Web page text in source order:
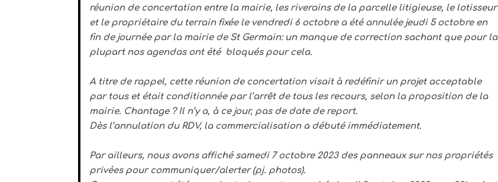
réunion de concertation entre la mairie, les riverains de la parcelle litigieuse, le lotisseur
et le propriétaire du terrain fixée le vendredi 6 octobre a été annulée jeudi 5 octobre en
fin de journée par la mairie de St Germain: un manque de correction sachant que pour la
plupart nos agendas ont été bloqués pour cela.
A titre de rappel, cette réunion de concertation visait à redéfinir un projet acceptable
par tous et était conditionnée par l’arrêt de tous les recours, selon la proposition de la
mairie. Chantage ? Il n’y a, à ce jour, pas de date de report.
Dès l’annulation du RDV, la commercialisation a débuté immédiatement.
Par ailleurs, nous avons affiché samedi 7 octobre 2023 des panneaux sur nos propriétés
privées pour communiquer/alerter (pj. photos).